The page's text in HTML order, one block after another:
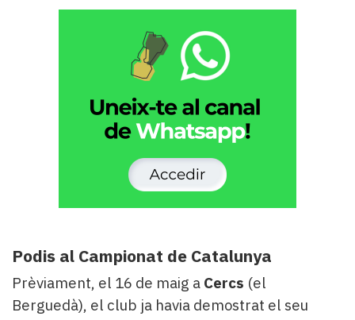
Podis al Campionat de Catalunya
Prèviament, el 16 de maig a Cercs (el
Berguedà), el club ja havia demostrat el seu